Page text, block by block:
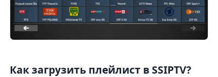
Как загрузить плейлист в SSIPTV?